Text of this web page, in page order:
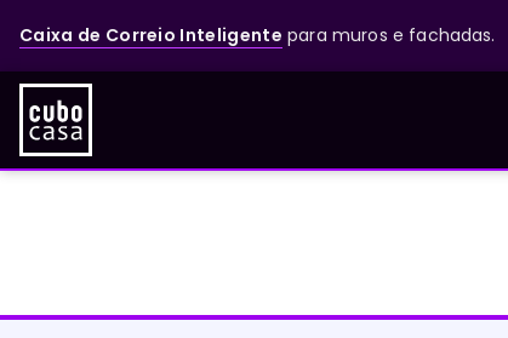
Caixa de Correio Inteligente para muros e fachadas.